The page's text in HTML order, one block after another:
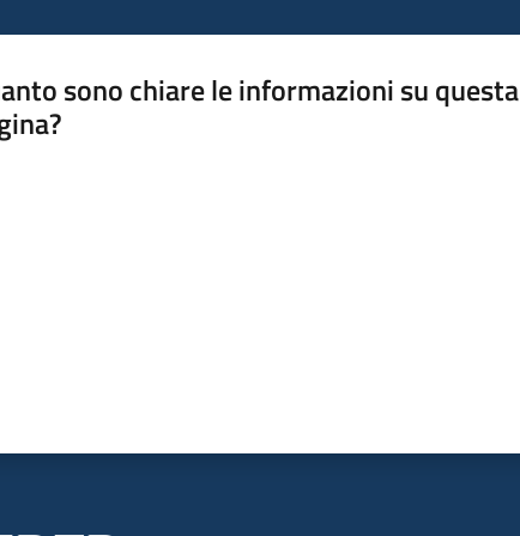
sono chiare le informazioni su questa